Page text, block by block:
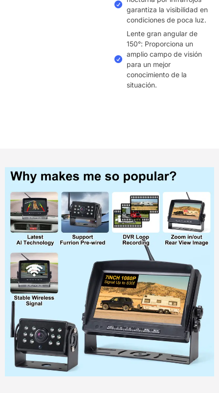
garantiza la visibilidad en
condiciones de poca luz.
Lente gran angular de
150°: Proporciona un
amplio campo de visión
para un mejor
conocimiento de la
situación.